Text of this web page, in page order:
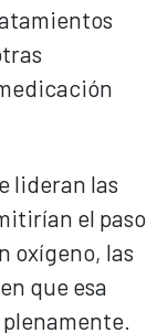
lideran las
el paso
oxígeno, las
que esa